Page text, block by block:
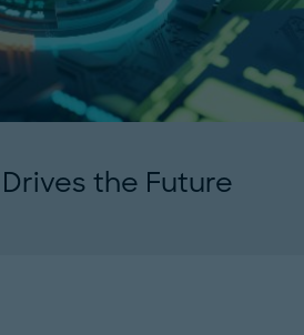
the Future